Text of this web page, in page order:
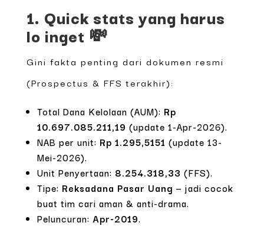
1. Quick stats yang harus
lo inget 💸
Gini fakta penting dari dokumen resmi
(Prospectus & FFS terakhir):
Total Dana Kelolaan (AUM): Rp
10.697.085.211,19 (update 1-Apr-2026).
NAB per unit: Rp 1.295,5151 (update 13-
Mei-2026).
Unit Penyertaan: 8.254.318,33 (FFS).
Tipe: Reksadana Pasar Uang — jadi cocok
buat tim cari aman & anti-drama.
Peluncuran: Apr-2019.